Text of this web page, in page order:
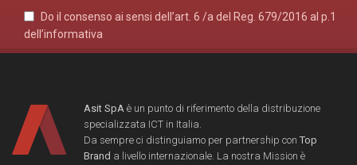
Do il consenso ai sensi dell’art. 6 /a del Reg. 679/2016 al p.1
dell’informativa
Asit SpA è un punto di riferimento della distribuzione
specializzata ICT in Italia.
Da sempre ci distinguiamo per partnership con Top
Brand a livello internazionale. La nostra Mission è